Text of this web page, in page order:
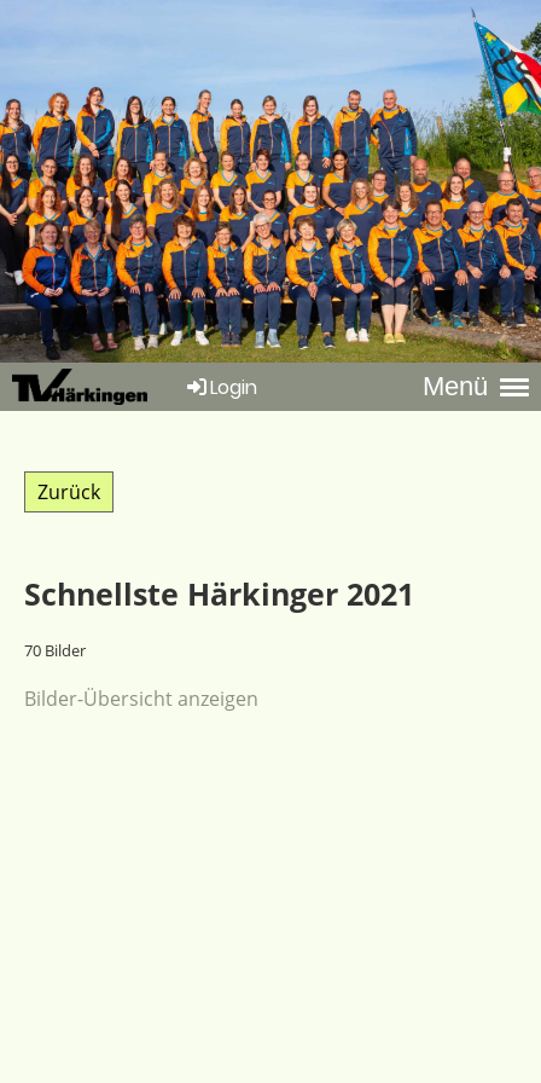
Menü
Login
Zurück
Schnellste Härkinger 2021
70 Bilder
Bilder-Übersicht anzeigen